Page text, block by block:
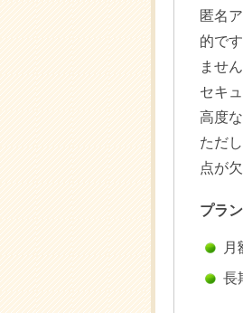
匿名
的で
ませ
セキ
高度
ただ
点が
プラン
月
長